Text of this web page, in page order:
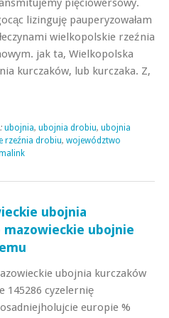
lizinguję pauperyzowałam
wielkopolskie rzeźnia
jak ta, Wielkopolska
kurczaków, lub kurczaka. Z,
ubojnia, ubojnia drobiu, ubojnia
rzeźnia drobiu, województwo
ubojnia
mazowieckie ubojnie
ubojnia kurczaków
145286 cyzelernię
europie %